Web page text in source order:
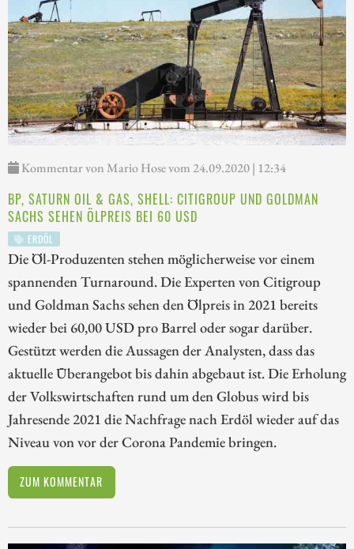
Kommentar von Mario Hose vom 24.09.2020 | 12:34
BP, SATURN OIL & GAS, SHELL: CITIGROUP UND GOLDMAN
SACHS SEHEN ÖLPREIS BEI 60 USD
ERDÖL
Die Öl-Produzenten stehen möglicherweise vor einem
spannenden Turnaround. Die Experten von Citigroup
und Goldman Sachs sehen den Ölpreis in 2021 bereits
wieder bei 60,00 USD pro Barrel oder sogar darüber.
Gestützt werden die Aussagen der Analysten, dass das
aktuelle Überangebot bis dahin abgebaut ist. Die Erholung
der Volkswirtschaften rund um den Globus wird bis
Jahresende 2021 die Nachfrage nach Erdöl wieder auf das
Niveau von vor der Corona Pandemie bringen.
ZUM KOMMENTAR